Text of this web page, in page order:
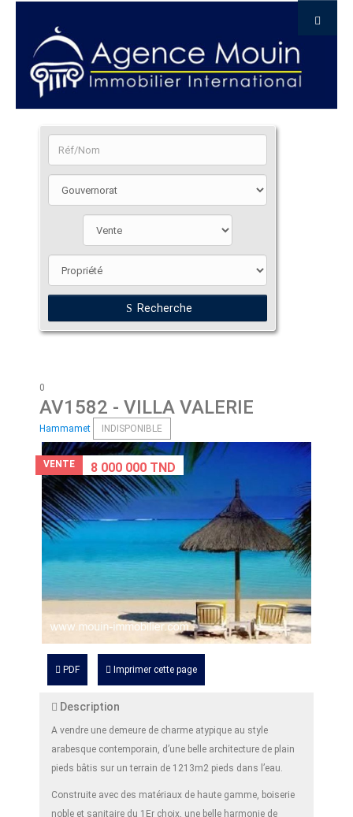
Recherche
0
AV1582 - VILLA VALERIE
Hammamet INDISPONIBLE
VENTE 8 000 000 TND
PDF Imprimer cette page
Description
A vendre une demeure de charme atypique au style
arabesque contemporain, d’une belle architecture de plain
pieds bâtis sur un terrain de 1213m2 pieds dans l’eau.
Construite avec des matériaux de haute gamme, boiserie
noble et sanitaire du 1Er choix, une belle harmonie de